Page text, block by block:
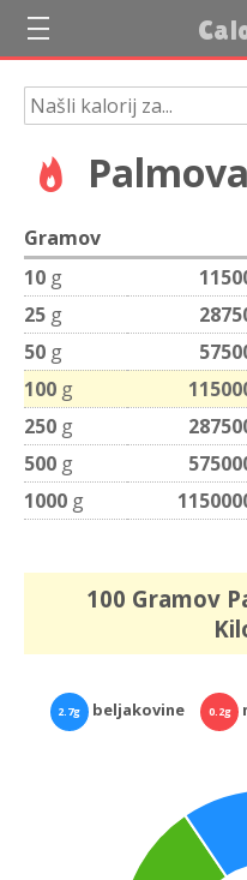
Gramov
10 g
25 g
50 g
100 g
250 g
500 g
1000 g
100 Gramov
2.7g beljakovine 0.2g